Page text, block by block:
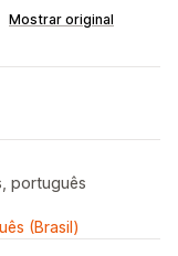
Mostrar original
português
(Brasil)